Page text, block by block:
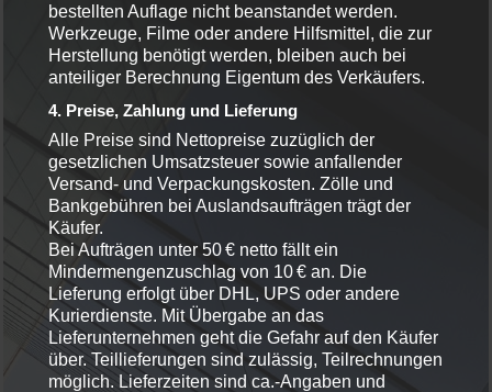
bestellten Auflage nicht beanstandet werden.
Werkzeuge, Filme oder andere Hilfsmittel, die zur
Herstellung benötigt werden, bleiben auch bei
anteiliger Berechnung Eigentum des Verkäufers.
4. Preise, Zahlung und Lieferung
Alle Preise sind Nettopreise zuzüglich der
gesetzlichen Umsatzsteuer sowie anfallender
Versand- und Verpackungskosten. Zölle und
Bankgebühren bei Auslandsaufträgen trägt der
Käufer.
Bei Aufträgen unter 50 € netto fällt ein
Mindermengenzuschlag von 10 € an. Die
Lieferung erfolgt über DHL, UPS oder andere
Kurierdienste. Mit Übergabe an das
Lieferunternehmen geht die Gefahr auf den Käufer
über. Teillieferungen sind zulässig, Teilrechnungen
möglich. Lieferzeiten sind ca.-Angaben und